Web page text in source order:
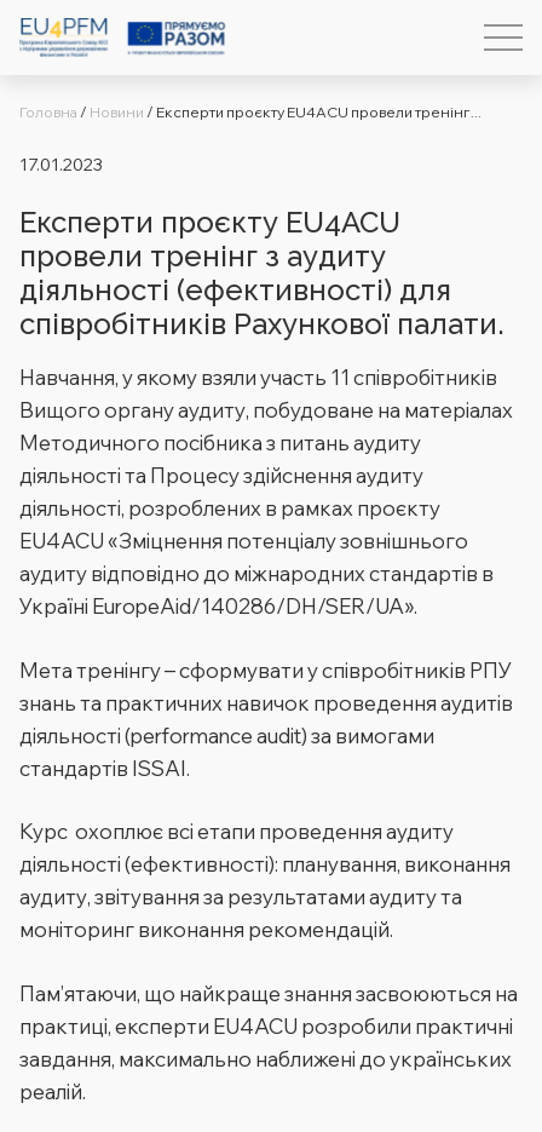
Головна / Новини / Експерти проєкту EU4ACU провели тренінг...
17.01.2023
Експерти проєкту EU4ACU
провели тренінг з аудиту
діяльності (ефективності) для
співробітників Рахункової палати.
Навчання, у якому взяли участь 11 співробітників
Вищого органу аудиту, побудоване на матеріалах
Методичного посібника з питань аудиту
діяльності та Процесу здійснення аудиту
діяльності, розроблених в рамках проєкту
EU4ACU «Зміцнення потенціалу зовнішнього
аудиту відповідно до міжнародних стандартів в
Україні EuropeAid/140286/DH/SER/UA».
Мета тренінгу – сформувати у співробітників РПУ
знань та практичних навичок проведення аудитів
діяльності (performance audit) за вимогами
стандартів ISSAI.
Курс охоплює всі етапи проведення аудиту
діяльності (ефективності): планування, виконання
аудиту, звітування за результатами аудиту та
моніторинг виконання рекомендацій.
Пам’ятаючи, що найкраще знання засвоюються на
практиці, експерти EU4ACU розробили практичні
завдання, максимально наближені до українських
реалій.